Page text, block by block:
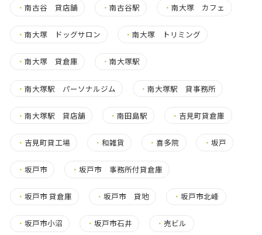
・ 南古谷 貸店舗 ・南古谷駅 ・南大塚 カフェ
・ 南大塚 ドッグサロン ・南大塚 トリミング
・ 南大塚 貸倉庫 ・南大塚駅
・ 南大塚駅 パーソナルジム ・南大塚駅 貸事務所
・ 南大塚駅 貸店舗 ・南田島駅 ・ 吉見町貸倉庫
・ 吉見町貸工場 ・和雑貨 ・喜多院 ・ 坂戸
・ 坂戸市 ・坂戸市 事務所付貸倉庫
・ 坂戸市 貸倉庫 ・坂戸市 貸地 ・坂戸市北峰
・ 坂戸市小沼 ・坂戸市石井 ・ 売ビル